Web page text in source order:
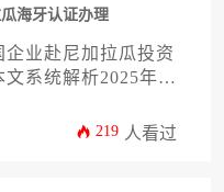
理解尼加拉瓜办理
海牙认证办理
业赴尼加拉瓜投资
系统解析2025年尼
风险应对策略，为企
219 人看过